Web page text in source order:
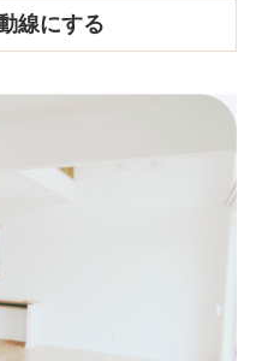
線にする